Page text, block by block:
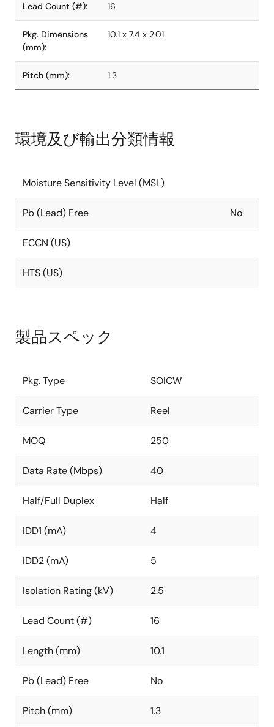
Lead Count (#): 16
Pkg. Dimensions
(mm):
10.1 x 7.4 x 2.01
Pitch (mm): 1.3
環境及び輸出分類情報
Moisture Sensitivity Level (MSL)
Pb (Lead) Free No
ECCN (US)
HTS (US)
製品スペック
Pkg. Type SOICW
Carrier Type Reel
MOQ 250
Data Rate (Mbps) 40
Half/Full Duplex Half
IDD1 (mA) 4
IDD2 (mA) 5
Isolation Rating (kV) 2.5
Lead Count (#) 16
Length (mm) 10.1
Pb (Lead) Free No
Pitch (mm) 1.3